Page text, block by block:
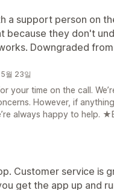
a support person on
because they don't
Downgraded
월 23일
your time on the call.
However, if
always happy to help.
Customer service is
get the app up and